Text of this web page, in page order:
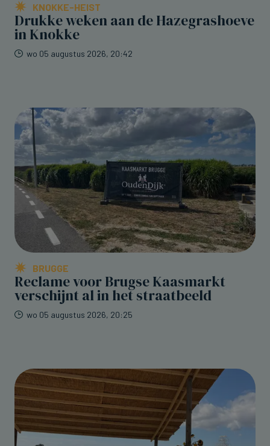
KNOKKE-HEIST
Drukke weken aan de Hazegrashoeve
in Knokke
wo 05 augustus 2026, 20:42
BRUGGE
Reclame voor Brugse Kaasmarkt
verschijnt al in het straatbeeld
wo 05 augustus 2026, 20:25